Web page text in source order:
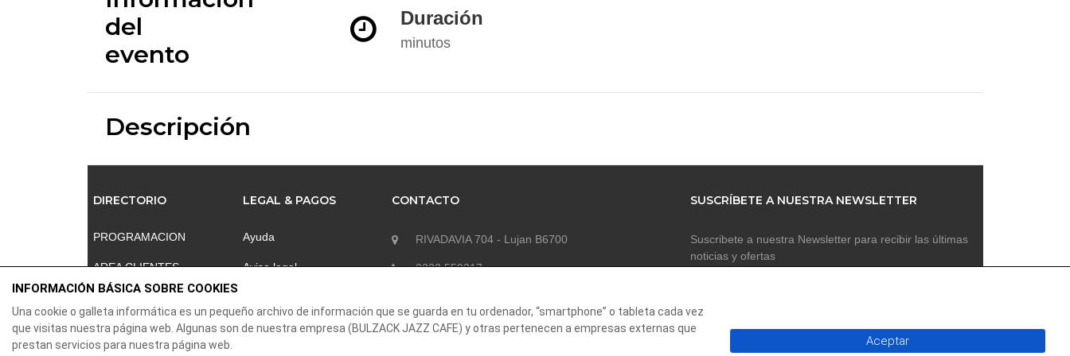
del
evento
Duración
minutos
Descripción
DIRECTORIO
PROGRAMACION
AREA CLIENTES
LEGAL & PAGOS
Ayuda
Aviso legal
Contactar
CONTACTO
RIVADAVIA 704 - Lujan B6700
2323 559317
SUSCRÍBETE A NUESTRA NEWSLETTER
Suscribete a nuestra Newsletter para recibir las últimas
noticias y ofertas
INFORMACIÓN BÁSICA SOBRE COOKIES
Una cookie o galleta informática es un pequeño archivo de información que se guarda en tu ordenador, “smartphone” o tableta cada vez
que visitas nuestra página web. Algunas son de nuestra empresa (BULZACK JAZZ CAFE) y otras pertenecen a empresas externas que
prestan servicios para nuestra página web.
Aceptar